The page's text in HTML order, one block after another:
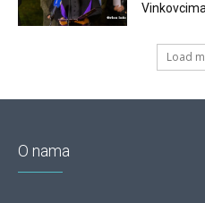
Load
O nama